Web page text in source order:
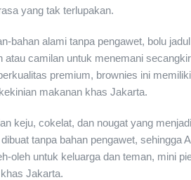
yang tak terlupakan.
bahan alami tanpa pengawet, bolu
camilan untuk menemani
premium, brownies ini
makanan khas Jakarta.
keju, cokelat, dan nougat yang
tanpa bahan pengawet, sehingga
oleh untuk keluarga dan teman, mini
Jakarta.